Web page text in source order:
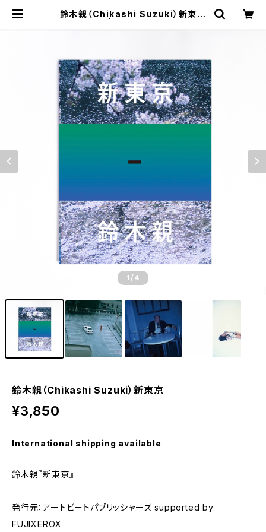
鈴木親（Chikashi Suzuki）新東京
1 /4
鈴木親（Chikashi Suzuki）新東京
¥3,850
International shipping available
鈴木親『新東京』
発行元：アートビートパブリッシャーズ supported by
FUJIXEROX